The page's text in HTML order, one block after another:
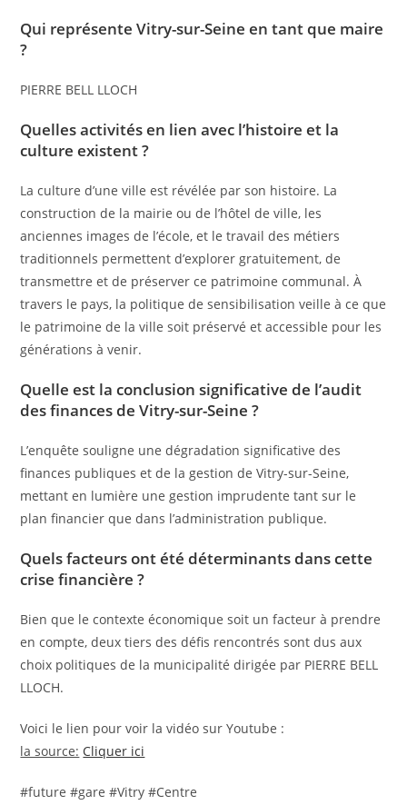
Qui représente Vitry-sur-Seine en tant que maire
?
PIERRE BELL LLOCH
Quelles activités en lien avec l’histoire et la
culture existent ?
La culture d’une ville est révélée par son histoire. La
construction de la mairie ou de l’hôtel de ville, les
anciennes images de l’école, et le travail des métiers
traditionnels permettent d’explorer gratuitement, de
transmettre et de préserver ce patrimoine communal. À
travers le pays, la politique de sensibilisation veille à ce que
le patrimoine de la ville soit préservé et accessible pour les
générations à venir.
Quelle est la conclusion significative de l’audit
des finances de Vitry-sur-Seine ?
L’enquête souligne une dégradation significative des
finances publiques et de la gestion de Vitry-sur-Seine,
mettant en lumière une gestion imprudente tant sur le
plan financier que dans l’administration publique.
Quels facteurs ont été déterminants dans cette
crise financière ?
Bien que le contexte économique soit un facteur à prendre
en compte, deux tiers des défis rencontrés sont dus aux
choix politiques de la municipalité dirigée par PIERRE BELL
LLOCH.
Voici le lien pour voir la vidéo sur Youtube :
la source: Cliquer ici
#future #gare #Vitry #Centre